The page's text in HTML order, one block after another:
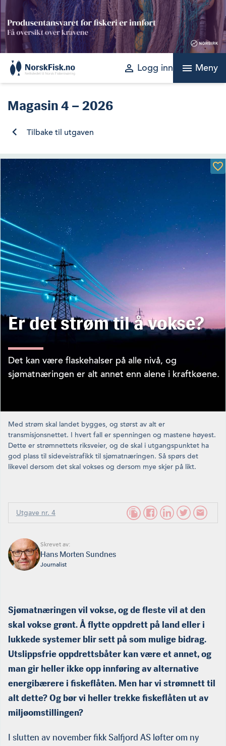
Skip
to
content
perm_identity Logg inn menu Meny
Magasin4 – 2026
Tilbake til utgaven
Er det strøm til å vokse?
Det kan være flaskehalser på alle nivå, og
sjømatnæringen er alt annet enn alene i kraftkøene.
Med strøm skal landet bygges, og størst av alt er
transmisjonsnettet. I hvert fall er spenningen og mastene høyest.
Dette er strømnettets riksveier, og de skal i utgangspunktet ha
god plass til sideveistrafikk til sjømatnæringen. Så spørs det
likevel dersom det skal vokses og dersom mye skjer på likt.
Utgave nr. 4
Skrevet av:
Hans Morten Sundnes
Journalist
Sjømatnæringen vil vokse, og de fleste vil at den
skal vokse grønt. Å flytte oppdrett på land eller i
lukkede systemer blir sett på som mulige bidrag.
Utslippsfrie oppdrettsbåter kan være et annet, og
man gir heller ikke opp innføring av alternative
energibærere i fiskeflåten. Men har vi strømnett til
alt dette? Og bør vi heller trekke fiskeflåten ut av
miljøomstillingen?
I slutten av november fikk Salfjord AS løfter om ny